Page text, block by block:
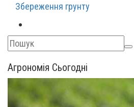
Збереження грунту
Агрономія Сьогодні